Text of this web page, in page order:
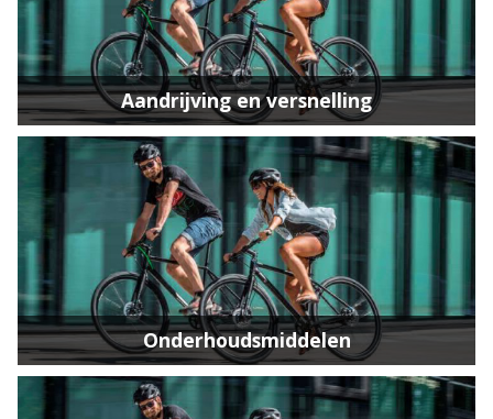
Aandrijving en versnelling
Onderhoudsmiddelen